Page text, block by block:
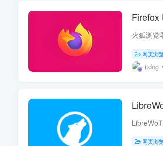
Firefox
火狐浏览
网页浏
itdog
网页浏